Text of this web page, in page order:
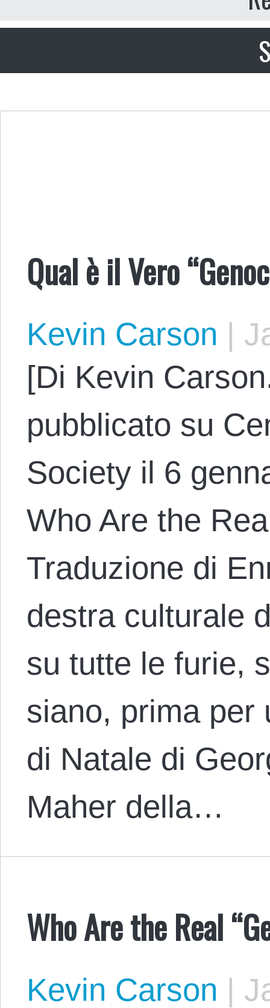
Qual è il Vero
Kevin Carson |
[Di Kevin
pubblicato su
Society il 6
Who Are the
Traduzione di
destra culturale
su tutte le furie,
siano, prima per
di Natale di
Maher della…
Who Are the Real
Kevin Carson |